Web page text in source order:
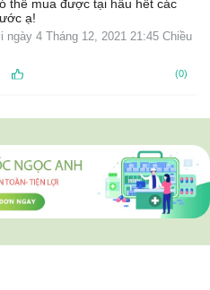
thể mua được tại hầu hết các
ạ!
ngày 4 Tháng 12, 2021 21:45 Chiều
(0)